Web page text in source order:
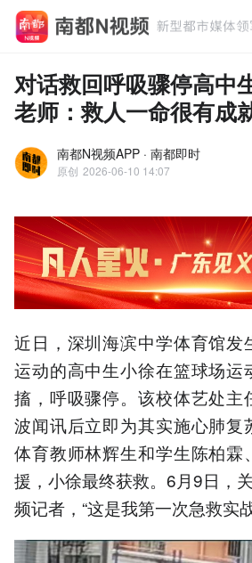
对话救回呼吸骤停高中
老师：救人一命很有成
南都N视频APP · 南都即时
原创 2026-06-10 14:07
近日，深圳海滨中学体育馆发
运动的高中生小徐在篮球场运
搐，呼吸骤停。该校体艺处主
波闻讯后立即为其实施心肺复
体育教师林辉生和学生陈柏霖
援，小徐最终获救。6月9日，
频记者，“这是我第一次急救实